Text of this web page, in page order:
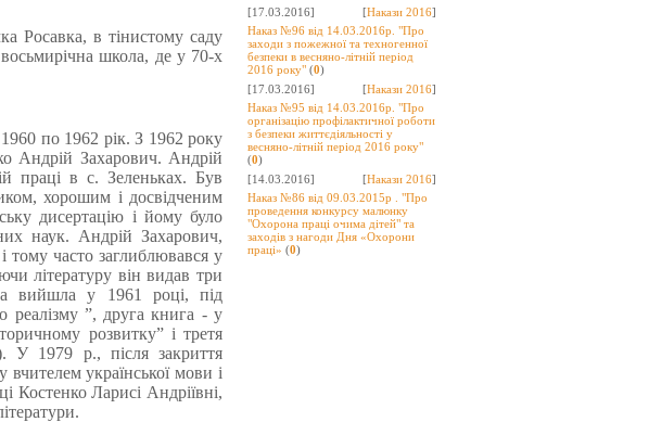
[17.03.2016]
[Накази 2016]
Наказ №96 від 14.03.2016р. "Про
заходи з пожежної та техногенної
безпеки в весняно-літній період
2016 року" (0)
[17.03.2016]
[Накази 2016]
Наказ №95 від 14.03.2016р. "Про
організацію профілактичної роботи
з безпеки життєдіяльності у
весняно-літній період 2016 року"
(0)
[14.03.2016]
[Накази 2016]
Наказ №86 від 09.03.2015р . "Про
проведення конкурсу малюнку
"Охорона праці очима дітей" та
заходів з нагоди Дня «Охорони
праці» (0)
Росавка, в тінистому саду
школа, де у 70-х
по 1962 рік. З 1962 року
Андрій Захарович. Андрій
праці в с. Зеленьках. Був
хорошим і досвідченим
дисертацію і йому було
наук. Андрій Захарович,
тому часто заглиблювався у
літературу він видав три
вийшла у 1961 році, під
реалізму ”, друга книга - у
розвитку” і третя
У 1979 р., після закриття
української мови і
Костенко Ларисі Андріївні,